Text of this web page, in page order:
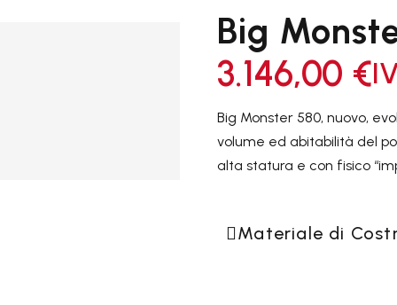
ESCURSIONISMO
 TORRENTE
Big
3.146,00 €
Big Monster 580, nuovo,
volume ed abitabilità del
alta statura e con fisico
Materiale di